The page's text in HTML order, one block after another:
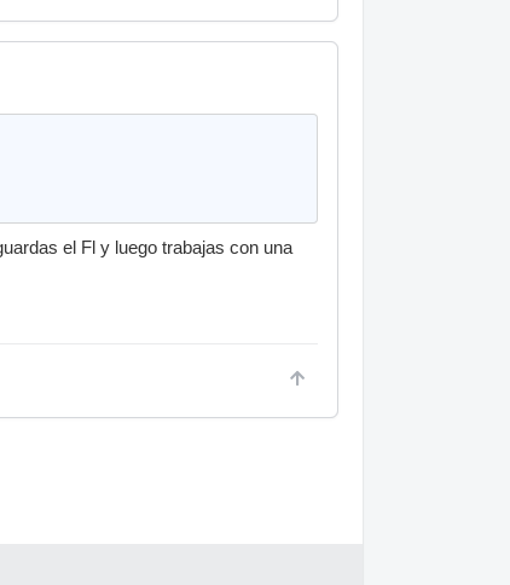
el Fl y luego trabajas con una